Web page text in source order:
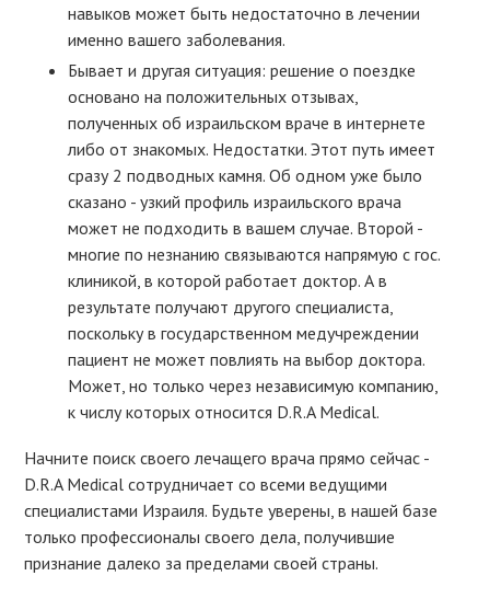
навыков может быть недостаточно в лечении
именно вашего заболевания.
Бывает и другая ситуация: решение о поездке
основано на положительных отзывах,
полученных об израильском враче в интернете
либо от знакомых. Недостатки. Этот путь имеет
сразу 2 подводных камня. Об одном уже было
сказано - узкий профиль израильского врача
может не подходить в вашем случае. Второй -
многие по незнанию связываются напрямую с гос.
клиникой, в которой работает доктор. А в
результате получают другого специалиста,
поскольку в государственном медучреждении
пациент не может повлиять на выбор доктора.
Может, но только через независимую компанию,
к числу которых относится D.R.A Medical.
Начните поиск своего лечащего врача прямо сейчас -
D.R.A Medical сотрудничает со всеми ведущими
специалистами Израиля. Будьте уверены, в нашей базе
только профессионалы своего дела, получившие
признание далеко за пределами своей страны.